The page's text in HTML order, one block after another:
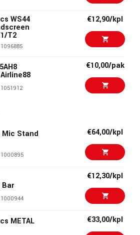
WS44
T2
€12,90/kpl
1051912
€10,00/pak
€15,90/kpl
MP03 -
1093709
€15,00/kpl
Mic Stand
1000895
€64,00/kpl
1000944
€12,30/kpl
METAL €33,00/kpl